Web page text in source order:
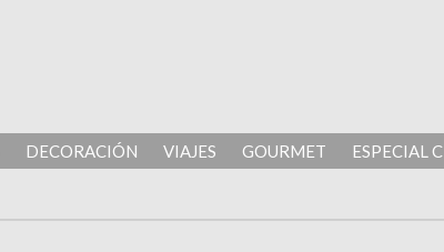
DECORACIÓN VIAJES GOURMET ESPECIAL